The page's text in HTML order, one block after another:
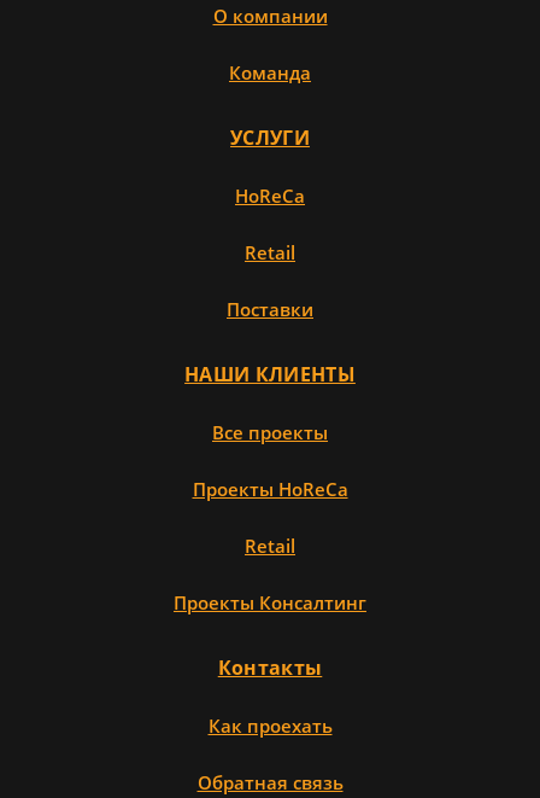
О компании
Команда
УСЛУГИ
HoReCa
Retail
Поставки
НАШИ КЛИЕНТЫ
Все проекты
Проекты HoReCa
Retail
Проекты Консалтинг
Контакты
Как проехать
Обратная связь